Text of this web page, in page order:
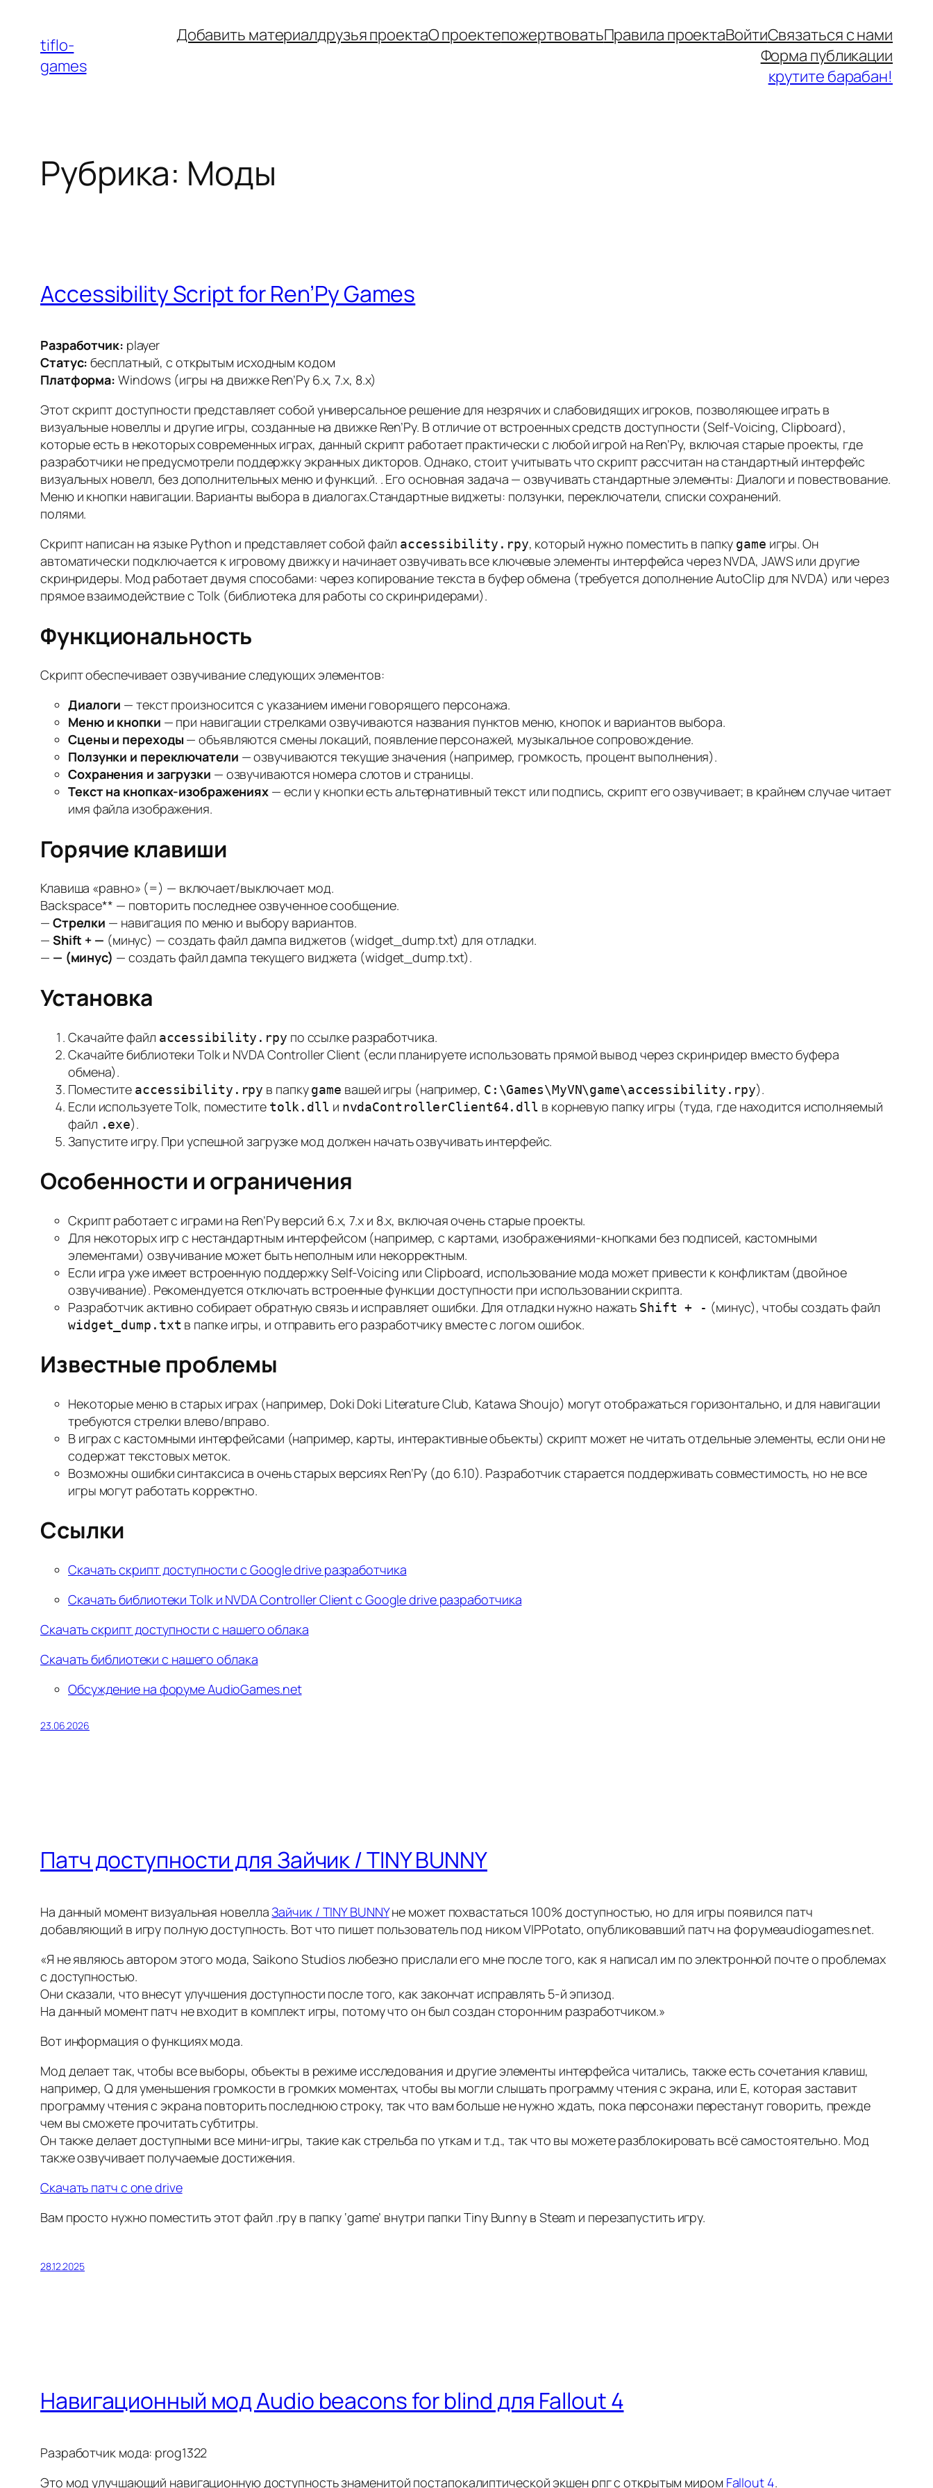
содержимому
tiflo-
games
Добавить материалдрузья проектаО проектепожертвоватьПравила проектаВойтиСвязаться с нами
Форма публикации
крутите барабан!
Рубрика: Моды
Accessibility Script for Ren’Py Games
Разработчик: player
Статус: бесплатный, с открытым исходным кодом
Платформа: Windows (игры на движке Ren’Py 6.x, 7.x, 8.x)
Этот скрипт доступности представляет собой универсальное решение для незрячих и слабовидящих игроков, позволяющее играть в
визуальные новеллы и другие игры, созданные на движке Ren’Py. В отличие от встроенных средств доступности (Self-Voicing, Clipboard),
которые есть в некоторых современных играх, данный скрипт работает практически с любой игрой на Ren’Py, включая старые проекты, где
разработчики не предусмотрели поддержку экранных дикторов. Однако, стоит учитывать что скрипт рассчитан на стандартный интерфейс
визуальных новелл, без дополнительных меню и функций. . Его основная задача — озвучивать стандартные элементы: Диалоги и повествование.
Меню и кнопки навигации. Варианты выбора в диалогах.Стандартные виджеты: ползунки, переключатели, списки сохранений.
полями.
Скрипт написан на языке Python и представляет собой файл accessibility.rpy, который нужно поместить в папку game игры. Он
автоматически подключается к игровому движку и начинает озвучивать все ключевые элементы интерфейса через NVDA, JAWS или другие
скринридеры. Мод работает двумя способами: через копирование текста в буфер обмена (требуется дополнение AutoClip для NVDA) или через
прямое взаимодействие с Tolk (библиотека для работы со скринридерами).
Функциональность
Скрипт обеспечивает озвучивание следующих элементов:
Диалоги — текст произносится с указанием имени говорящего персонажа.
Меню и кнопки — при навигации стрелками озвучиваются названия пунктов меню, кнопок и вариантов выбора.
Сцены и переходы — объявляются смены локаций, появление персонажей, музыкальное сопровождение.
Ползунки и переключатели — озвучиваются текущие значения (например, громкость, процент выполнения).
Сохранения и загрузки — озвучиваются номера слотов и страницы.
Текст на кнопках-изображениях — если у кнопки есть альтернативный текст или подпись, скрипт его озвучивает; в крайнем случае читает
имя файла изображения.
Горячие клавиши
Клавиша «равно» (=) — включает/выключает мод.
Backspace** — повторить последнее озвученное сообщение.
— Стрелки — навигация по меню и выбору вариантов.
— Shift + — (минус) — создать файл дампа виджетов (widget_dump.txt) для отладки.
— — (минус) — создать файл дампа текущего виджета (widget_dump.txt).
Установка
Скачайте файл accessibility.rpy по ссылке разработчика.
Скачайте библиотеки Tolk и NVDA Controller Client (если планируете использовать прямой вывод через скринридер вместо буфера
обмена).
Поместите accessibility.rpy в папкуgame вашей игры (например, C:\Games\MyVN\game\accessibility.rpy).
Если используете Tolk, поместите tolk.dll и nvdaControllerClient64.dll в корневую папку игры (туда, где находится исполняемый
файл .exe).
Запустите игру. При успешной загрузке мод должен начать озвучивать интерфейс.
Особенности и ограничения
Скрипт работает с играми на Ren’Py версий 6.x, 7.x и 8.x, включая очень старые проекты.
Для некоторых игр с нестандартным интерфейсом (например, с картами, изображениями-кнопками без подписей, кастомными
элементами) озвучивание может быть неполным или некорректным.
Если игра уже имеет встроенную поддержку Self-Voicing или Clipboard, использование мода может привести к конфликтам (двойное
озвучивание). Рекомендуется отключать встроенные функции доступности при использовании скрипта.
Разработчик активно собирает обратную связь и исправляет ошибки. Для отладки нужно нажать Shift + - (минус), чтобы создать файл
widget_dump.txt в папке игры, и отправить его разработчику вместе с логом ошибок.
Известные проблемы
Некоторые меню в старых играх (например, Doki Doki Literature Club, Katawa Shoujo) могут отображаться горизонтально, и для навигации
требуются стрелки влево/вправо.
В играх с кастомными интерфейсами (например, карты, интерактивные объекты) скрипт может не читать отдельные элементы, если они не
содержат текстовых меток.
Возможны ошибки синтаксиса в очень старых версиях Ren’Py (до 6.10). Разработчик старается поддерживать совместимость, но не все
игры могут работать корректно.
Ссылки
Скачать скрипт доступности с Google drive разработчика
Скачать библиотеки Tolk и NVDA Controller Client с Google drive разработчика
Скачать скрипт доступности с нашего облака
Скачать библиотеки с нашего облака
Обсуждение на форуме AudioGames.net
23.06.2026
Патч доступности для Зайчик / TINY BUNNY
На данный момент визуальная новеллаЗайчик / TINY BUNNYне может похвастаться 100% доступностью, но для игры появился патч
добавляющий в игру полную доступность. Вот что пишет пользователь под ником VIPPotato, опубликовавший патч на форумеaudiogames.net.
«Я не являюсь автором этого мода, Saikono Studios любезно прислали его мне после того, как я написал им по электронной почте о проблемах
с доступностью.
Они сказали, что внесут улучшения доступности после того, как закончат исправлять 5-й эпизод.
На данный момент патч не входит в комплект игры, потому что он был создан сторонним разработчиком.»
Вот информация о функциях мода.
Мод делает так, чтобы все выборы, объекты в режиме исследования и другие элементы интерфейса читались, также есть сочетания клавиш,
например, Q для уменьшения громкости в громких моментах, чтобы вы могли слышать программу чтения с экрана, или E, которая заставит
программу чтения с экрана повторить последнюю строку, так что вам больше не нужно ждать, пока персонажи перестанут говорить, прежде
чем вы сможете прочитать субтитры.
Он также делает доступными все мини-игры, такие как стрельба по уткам и т.д., так что вы можете разблокировать всё самостоятельно. Мод
также озвучивает получаемые достижения.
Скачать патч с one drive
Вам просто нужно поместить этот файл .rpy в папку ‘game’ внутри папки Tiny Bunny в Steam и перезапустить игру.
28.12.2025
Навигационный мод Audio beacons for blind для Fallout 4
Разработчик мода: prog1322
Это мод улучшающий навигационную доступность знаменитой постапокалиптической экшен рпг с открытым миром Fallout 4.